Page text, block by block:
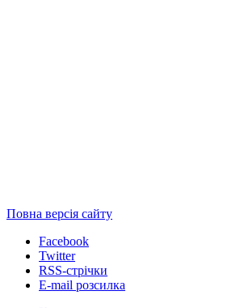
Повна версія сайту
Facebook
Twitter
RSS-стрічки
E-mail розсилка